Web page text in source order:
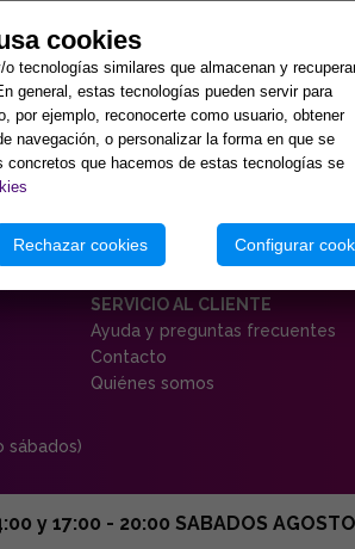
sábados)
SERVICIO AL CLIENTE
Ayuda y preguntas frecuentes
Contacto
Quiénes somos
y 17:00 - 20:00 SABADOS
cookies
tecnologías similares que almacenan y
general, estas tecnologías pueden servir para
por ejemplo, reconocerte como usuario, obtener
navegación, o personalizar la forma en que se
concretos que hacemos de estas tecnologías se
Rechazar cookies Configurar